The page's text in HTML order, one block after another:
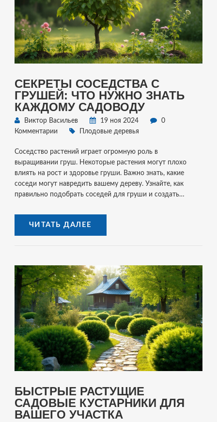
СЕКРЕТЫ СОСЕДСТВА С
ГРУШЕЙ: ЧТО НУЖНО ЗНАТЬ
КАЖДОМУ САДОВОДУ
Виктор Васильев 19 ноя 2024
0
Комментарии
Плодовые деревья
Соседство растений играет огромную роль в
выращивании груш. Некоторые растения могут плохо
влиять на рост и здоровье груши. Важно знать, какие
соседи могут навредить вашему дереву. Узнайте, как
правильно подобрать соседей для груши и создать
поможет вам вырастить здоровую и урожайную грушу.
ЧИТАТЬ ДАЛЕЕ
БЫСТРЫЕ РАСТУЩИЕ
САДОВЫЕ КУСТАРНИКИ ДЛЯ
ВАШЕГО УЧАСТКА